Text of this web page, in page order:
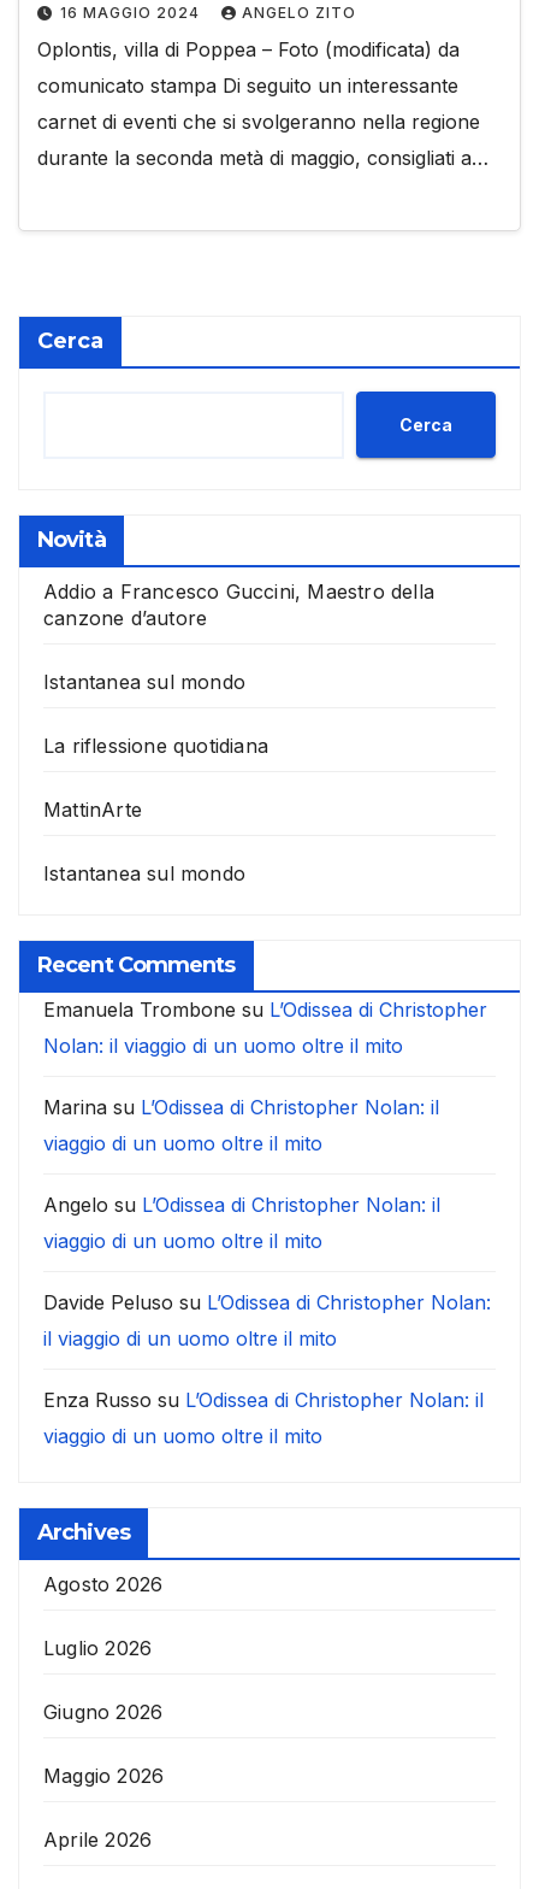
16 MAGGIO 2024 ANGELO ZITO
Oplontis, villa di Poppea – Foto (modificata) da
comunicato stampa Di seguito un interessante
carnet di eventi che si svolgeranno nella regione
durante la seconda metà di maggio, consigliati a…
Cerca
Cerca
Novità
Addio a Francesco Guccini, Maestro della
canzone d’autore
Istantanea sul mondo
La riflessione quotidiana
MattinArte
Istantanea sul mondo
Recent Comments
Emanuela Trombone su L’Odissea di Christopher
Nolan: il viaggio di un uomo oltre il mito
Marina su L’Odissea di Christopher Nolan: il
viaggio di un uomo oltre il mito
Angelo su L’Odissea di Christopher Nolan: il
viaggio di un uomo oltre il mito
Davide Peluso su L’Odissea di Christopher Nolan:
il viaggio di un uomo oltre il mito
Enza Russo su L’Odissea di Christopher Nolan: il
viaggio di un uomo oltre il mito
Archives
Agosto 2026
Luglio 2026
Giugno 2026
Maggio 2026
Aprile 2026